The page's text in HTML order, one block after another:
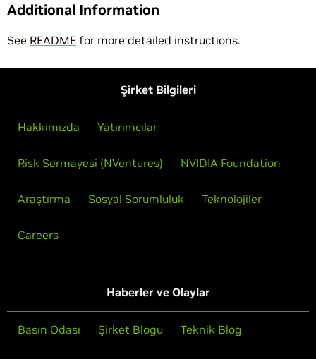
Additional Information
See README for more detailed instructions.
Şirket Bilgileri
Hakkımızda Yatırımcılar
Risk Sermayesi (NVentures) NVIDIA Foundation
Araştırma Sosyal Sorumluluk Teknolojiler
Careers
Haberler ve Olaylar
Basın Odası Şirket Blogu Teknik Blog